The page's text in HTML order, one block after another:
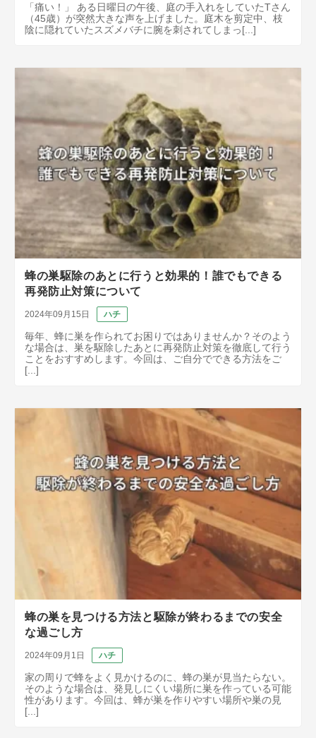
「痛い！」 ある日曜日の午後、庭の手入れをしていたTさん
（45歳）が突然大きな声を上げました。庭木を剪定中、枝
陰に隠れていたスズメバチに腕を刺されてしまっ[...]
蜂の巣駆除のあとに行うと効果的！誰でもできる
再発防止対策について
2024年09月15日 ハチ
毎年、蜂に巣を作られてお困りではありませんか？そのよう
な場合は、巣を駆除したあとに再発防止対策を徹底して行う
ことをおすすめします。今回は、ご自分でできる方法をご
[...]
蜂の巣を見つける方法と駆除が終わるまでの安全
な過ごし方
2024年09月1日 ハチ
家の周りで蜂をよく見かけるのに、蜂の巣が見当たらない。
そのような場合は、発見しにくい場所に巣を作っている可能
性があります。今回は、蜂が巣を作りやすい場所や巣の見
[...]